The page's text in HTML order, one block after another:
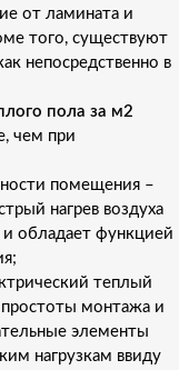
от ламината и
того, существуют
непосредственно в
пола за м2
чем при
помещения –
нагрев воздуха
обладает функцией
теплый
простоты монтажа и
элементы
нагрузкам ввиду